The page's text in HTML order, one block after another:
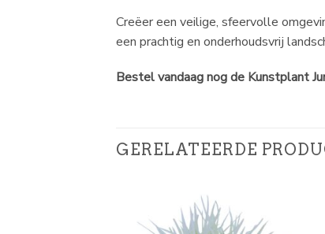
Creëer een veilige, sfeervolle
een prachtig en onderhoudsvrij
Bestel vandaag nog de Kunstplant
GERELATEERDE